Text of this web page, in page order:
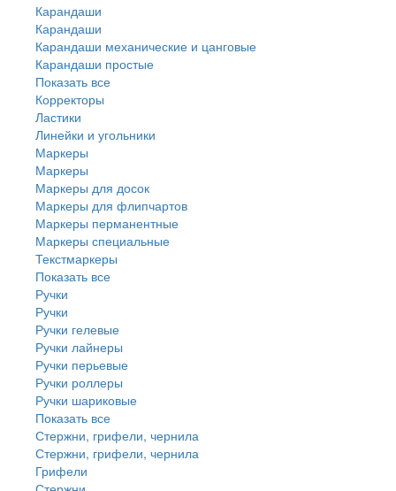
Карандаши
Карандаши
Карандаши механические и цанговые
Карандаши простые
Показать все
Корректоры
Ластики
Линейки и угольники
Маркеры
Маркеры
Маркеры для досок
Маркеры для флипчартов
Маркеры перманентные
Маркеры специальные
Текстмаркеры
Показать все
Ручки
Ручки
Ручки гелевые
Ручки лайнеры
Ручки перьевые
Ручки роллеры
Ручки шариковые
Показать все
Стержни, грифели, чернила
Стержни, грифели, чернила
Грифели